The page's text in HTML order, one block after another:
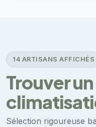
14 ARTISANS AFFICHÉS
Trouver
Sélection rigoureuse